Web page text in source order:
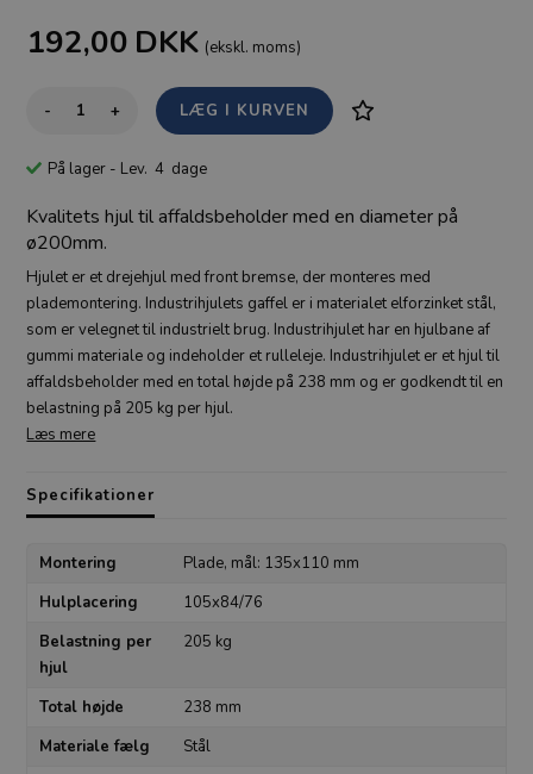
192,00 DKK (ekskl. moms)
- +
På lager - Lev. 4 dage
Kvalitets hjul til affaldsbeholder med en diameter på
ø200mm.
Hjulet er et drejehjul med front bremse, der monteres med
plademontering. Industrihjulets gaffel er i materialet elforzinket stål,
som er velegnet til industrielt brug. Industrihjulet har en hjulbane af
gummi materiale og indeholder et rulleleje. Industrihjulet er et hjul til
affaldsbeholder med en total højde på 238 mm og er godkendt til en
belastning på 205 kg per hjul.
Læs mere
Specifikationer
Montering
Plade, mål: 135x110 mm
Hulplacering
105x84/76
Belastning per
hjul
205 kg
Total højde
238 mm
Materiale fælg
Stål